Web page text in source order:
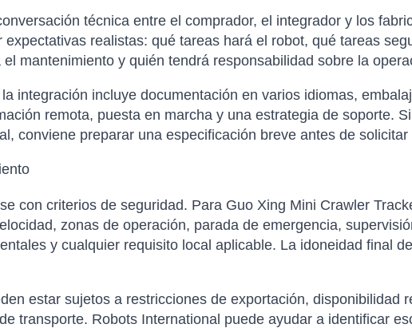
técnica entre el comprador, el integrador y los
realistas: qué tareas hará el robot, qué tareas
mantenimiento y quién tendrá responsabilidad sobre la
integración incluye documentación en varios idiomas,
remota, puesta en marcha y una estrategia de soporte.
conviene preparar una especificación breve antes de solicitar
con criterios de seguridad. Para Guo Xing Mini Crawler
zonas de operación, parada de emergencia,
y cualquier requisito local aplicable. La idoneidad final
estar sujetos a restricciones de exportación, disponibilidad
transporte. Robots International puede ayudar a identificar